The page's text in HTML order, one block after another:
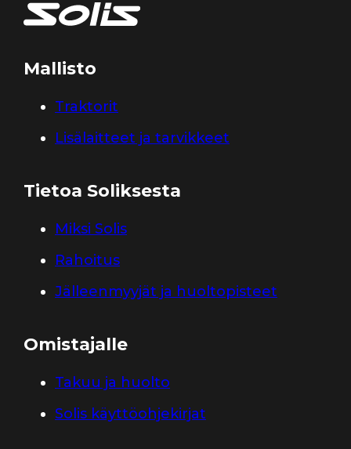
Mallisto
Traktorit
Lisälaitteet ja tarvikkeet
Tietoa Soliksesta
Miksi Solis
Rahoitus
Jälleenmyyjät ja huoltopisteet
Omistajalle
Takuu ja huolto
Solis käyttöohjekirjat